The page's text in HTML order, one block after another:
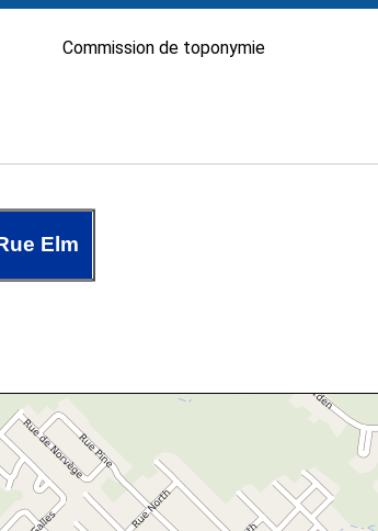
Commission de toponymie
Elm